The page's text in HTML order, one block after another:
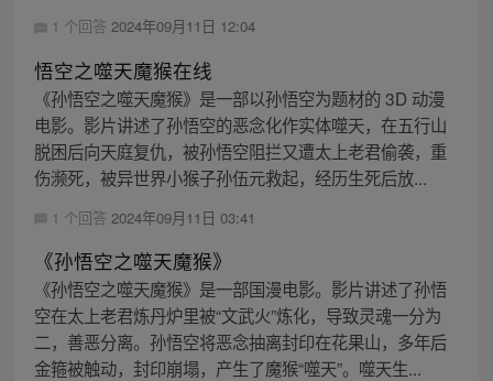
1 个回答 2024年09月11日 12:04
悟空之噬天魔猴在线
《孙悟空之噬天魔猴》是一部以孙悟空为题材的 3D 动漫
电影。影片讲述了孙悟空的恶念化作实体噬天，在五行山
脱困后向天庭复仇，被孙悟空阻拦又遭太上老君偷袭，重
伤濒死，被异世界小猴子孙伍元救起，经历生死后放...
1 个回答 2024年09月11日 03:41
《孙悟空之噬天魔猴》
《孙悟空之噬天魔猴》是一部国漫电影。影片讲述了孙悟
空在太上老君炼丹炉里被“文武火”炼化，导致灵魂一分为
二，善恶分离。孙悟空将恶念抽离封印在花果山，多年后
金箍被触动，封印崩塌，产生了魔猴“噬天”。噬天生...